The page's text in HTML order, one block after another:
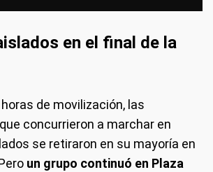
en el final de la
de movilización, las
concurrieron a marchar en
se retiraron en su mayoría en
un grupo continuó en Plaza